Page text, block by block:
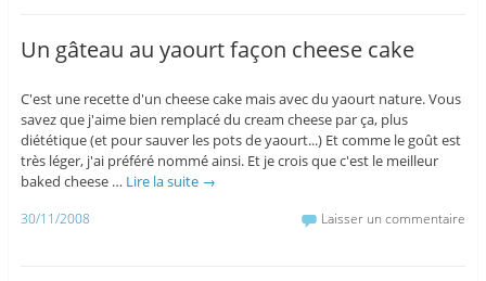
Un gâteau au yaourt façon cheese cake
C'est une recette d'un cheese cake mais avec du yaourt nature. Vous
savez que j'aime bien remplacé du cream cheese par ça, plus
diététique (et pour sauver les pots de yaourt...) Et comme le goût est
très léger, j'ai préféré nommé ainsi. Et je crois que c'est le meilleur
baked cheese … Lire la suite →
30/11/2008 Laisser un commentaire